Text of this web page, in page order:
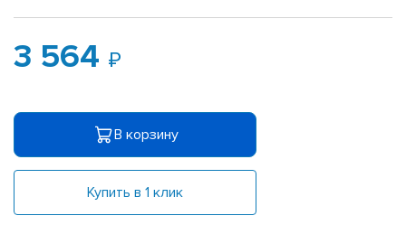
3 564
В корзину
Купить в 1 клик